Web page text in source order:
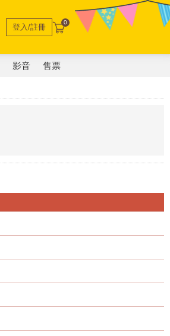
登入/註冊 0
影音 售票